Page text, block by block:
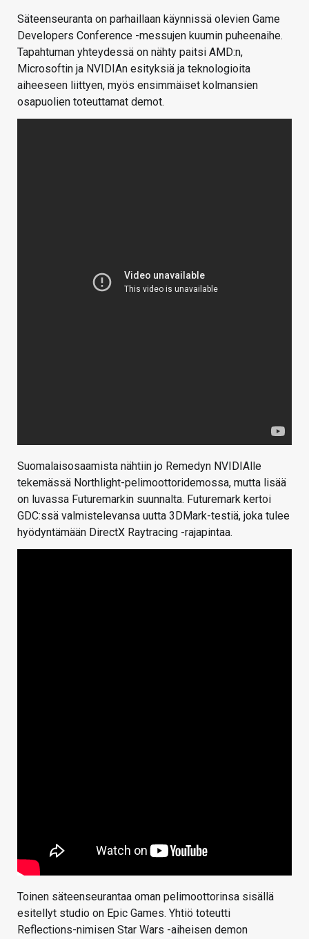
Säteenseuranta on parhaillaan käynnissä olevien Game
Developers Conference -messujen kuumin puheenaihe.
Tapahtuman yhteydessä on nähty paitsi AMD:n,
Microsoftin ja NVIDIAn esityksiä ja teknologioita
aiheeseen liittyen, myös ensimmäiset kolmansien
osapuolien toteuttamat demot.
Suomalaisosaamista nähtiin jo Remedyn NVIDIAlle
tekemässä Northlight-pelimoottoridemossa, mutta lisää
on luvassa Futuremarkin suunnalta. Futuremark kertoi
GDC:ssä valmistelevansa uutta 3DMark-testiä, joka tulee
hyödyntämään DirectX Raytracing -rajapintaa.
Toinen säteenseurantaa oman pelimoottorinsa sisällä
esitellyt studio on Epic Games. Yhtiö toteutti
Reflections-nimisen Star Wars -aiheisen demon